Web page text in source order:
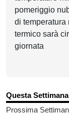
pomeriggio
di temperatura
termico sarà
giornata
Questa Settimana
Prossima